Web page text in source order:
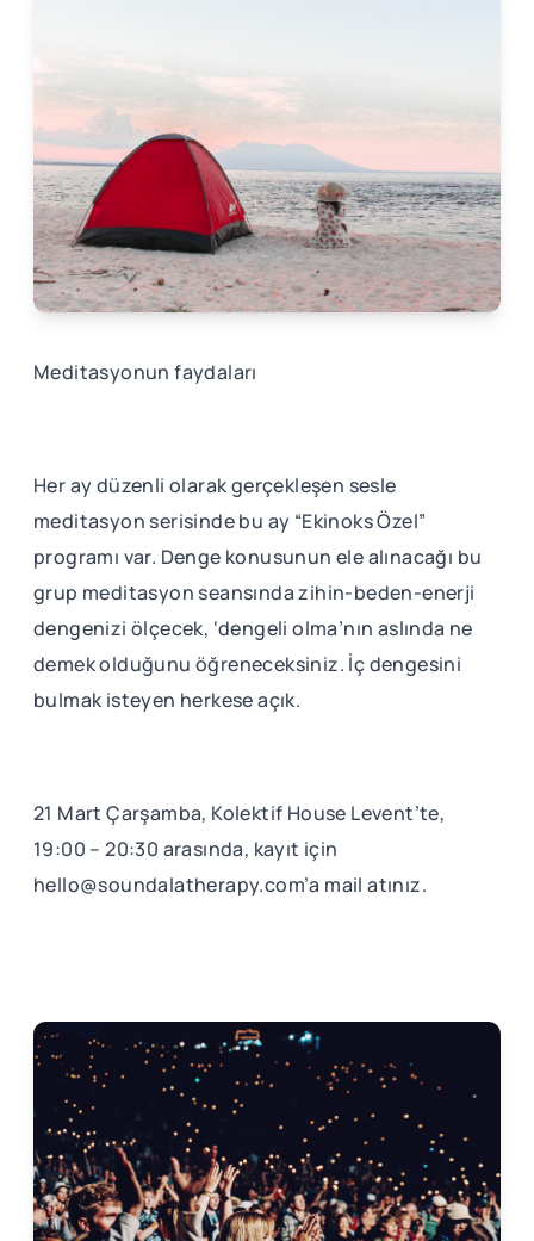
Meditasyonun faydaları
Her ay düzenli olarak gerçekleşen sesle
meditasyon serisinde bu ay “Ekinoks Özel”
programı var. Denge konusunun ele alınacağı bu
grup meditasyon seansında zihin-beden-enerji
dengenizi ölçecek, ‘dengeli olma’nın aslında ne
demek olduğunu öğreneceksiniz. İç dengesini
bulmak isteyen herkese açık.
21 Mart Çarşamba, Kolektif House Levent’te,
19:00 – 20:30 arasında, kayıt için
hello@soundalatherapy.com’a mail atınız.